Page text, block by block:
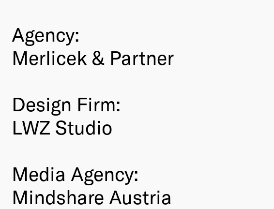
Agency:
Merlicek & Partner
Design Firm:
LWZ Studio
Media Agency:
Mindshare Austria